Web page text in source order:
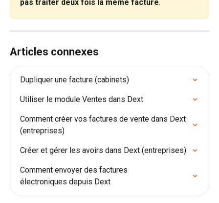
pas traiter deux fois la même facture.
Articles connexes
Dupliquer une facture (cabinets)
Utiliser le module Ventes dans Dext
Comment créer vos factures de vente dans Dext
(entreprises)
Créer et gérer les avoirs dans Dext (entreprises)
Comment envoyer des factures
électroniques depuis Dext